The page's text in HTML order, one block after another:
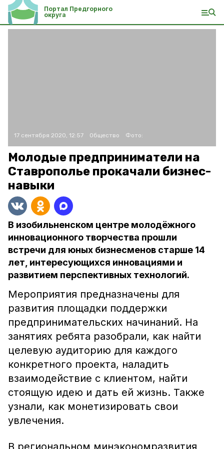
Портал Предгорного
округа
17 сентября 2020, 12:57 Общество Фото:
Молодые предприниматели на
Ставрополье прокачали бизнес-
навыки
В изобильненском центре молодёжного
инновационного творчества прошли
встречи для юных бизнесменов старше 14
лет, интересующихся инновациями и
развитием перспективных технологий.
Мероприятия предназначены для
развития площадки поддержки
предпринимательских начинаний. На
занятиях ребята разобрали, как найти
целевую аудиторию для каждого
конкретного проекта, наладить
взаимодействие с клиентом, найти
стоящую идею и дать ей жизнь. Также
узнали, как монетизировать свои
увлечения.
В региональном минэкономразвития